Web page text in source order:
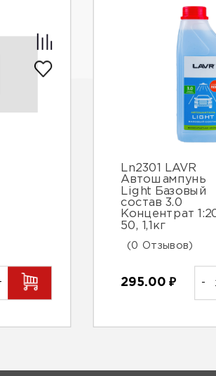
Ln2301 LAVR
Автошампунь
Light Базовый
состав 3.0
Концентрат
50, 1,1кг
(0 Отзывов)
295.00₽ -